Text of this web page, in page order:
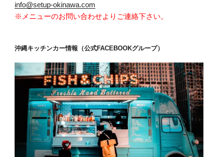
info@setup-okinawa.com
※メニューのお問い合わせよりご連絡下さい。
沖縄キッチンカー情報（公式FACEBOOKグループ）